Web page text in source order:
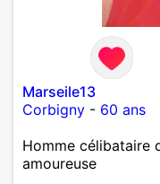
Marseile13
Corbigny - 60 ans
Homme célibataire
amoureuse